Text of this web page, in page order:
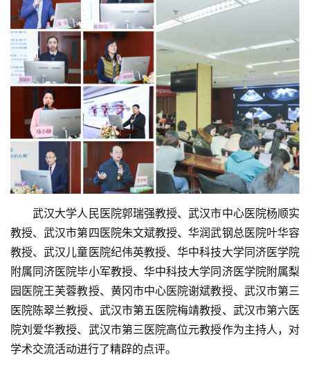
首
页
协
会
介
绍
建
工
作
组
织
建
设
武汉大学人民医院郭瑞强教授、武汉市中心医院杨顺实
教授、武汉市第四医院朱文斌教授、华润武钢总医院叶华容
教授、武汉儿童医院纪伟英教授、华中科技大学同济医学院
附属同济医院毕小军教授、华中科技大学同济医学院附属梨
园医院王芙蓉教授、黄冈市中心医院谢斌教授、武汉市第三
医院陈翠兰教授、武汉市第五医院梅靖教授、武汉市第六医
院刘爱华教授、武汉市第三医院高位元教授作为主持人，对
学术交流活动进行了精辟的点评。